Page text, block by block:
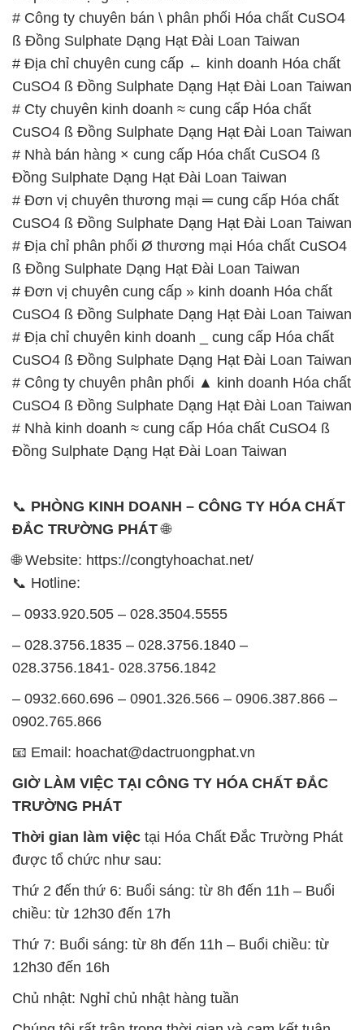
# Cty chuyên kinh doanh ≈ cung cấp Hóa chất
CuSO4 ß Đồng Sulphate Dạng Hạt Đài Loan Taiwan
# Nhà bán hàng × cung cấp Hóa chất CuSO4 ß
Đồng Sulphate Dạng Hạt Đài Loan Taiwan
# Đơn vị chuyên thương mại ═ cung cấp Hóa chất
CuSO4 ß Đồng Sulphate Dạng Hạt Đài Loan Taiwan
# Địa chỉ phân phối Ø thương mại Hóa chất CuSO4
ß Đồng Sulphate Dạng Hạt Đài Loan Taiwan
# Đơn vị chuyên cung cấp » kinh doanh Hóa chất
CuSO4 ß Đồng Sulphate Dạng Hạt Đài Loan Taiwan
# Địa chỉ chuyên kinh doanh _ cung cấp Hóa chất
CuSO4 ß Đồng Sulphate Dạng Hạt Đài Loan Taiwan
# Công ty chuyên phân phối ▲ kinh doanh Hóa chất
CuSO4 ß Đồng Sulphate Dạng Hạt Đài Loan Taiwan
# Nhà kinh doanh ≈ cung cấp Hóa chất CuSO4 ß
Đồng Sulphate Dạng Hạt Đài Loan Taiwan
📞PHÒNG KINH DOANH – CÔNG TY HÓA CHẤT
ĐẮC TRƯỜNG PHÁT🌐
🌐 Website: https://congtyhoachat.net/
– 0933.920.505 – 028.3504.5555
028.3756.1841- 028.3756.1842
0902.765.866
📧 Email: hoachat@dactruongphat.vn
TRƯỜNG PHÁT
được tổ chức như sau:
Thứ 2 đến thứ 6: Buổi sáng: từ 8h đến 11h – Buổi
chiều: từ 12h30 đến 17h
Thứ 7: Buổi sáng: từ 8h đến 11h – Buổi chiều: từ
12h30 đến 16h
Chủ nhật: Nghỉ chủ nhật hàng tuần
thủ giờ làm việc để đảm bảo sự hỗ trợ tốt nhất cho
khách hàng và đảm bảo hiệu suất công việc cao
nhất của nhân viên.
BẢN ĐỒ MAP TẠI CÔNG TY HÓA CHẤT ĐẮC